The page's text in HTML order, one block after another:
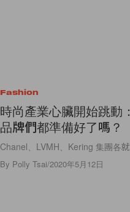
Fashion
時尚產業心臟開始跳動
品牌們都準備好了嗎？
Chanel、LVMH、Kering 集團各
By Polly Tsai/2020年5月12日